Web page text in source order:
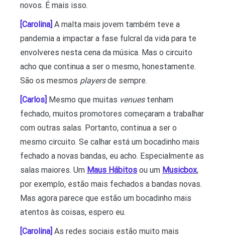
novos. É mais isso.
[Carolina] A malta mais jovem também teve a
pandemia a impactar a fase fulcral da vida para te
envolveres nesta cena da música. Mas o circuito
acho que continua a ser o mesmo, honestamente.
São os mesmos playersde sempre.
[Carlos] Mesmo que muitas venues tenham
fechado, muitos promotores começaram a trabalhar
com outras salas. Portanto, continua a ser o
mesmo circuito. Se calhar está um bocadinho mais
fechado a novas bandas, eu acho. Especialmente as
salas maiores. Um Maus Hábitos ou um Musicbox,
por exemplo, estão mais fechados a bandas novas.
Mas agora parece que estão um bocadinho mais
atentos às coisas, espero eu.
[Carolina] As redes sociais estão muito mais